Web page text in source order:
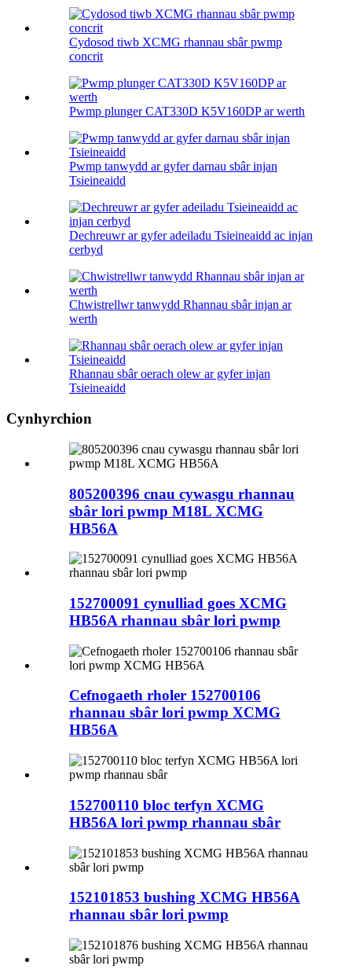
Cydosod tiwb XCMG rhannau sbâr pwmp
concrit
Pwmp plunger CAT330D K5V160DP ar werth
Pwmp tanwydd ar gyfer darnau sbâr injan
Tsieineaidd
Dechreuwr ar gyfer adeiladu Tsieineaidd ac injan
cerbyd
Chwistrellwr tanwydd Rhannau sbâr injan ar
werth
Rhannau sbâr oerach olew ar gyfer injan
Tsieineaidd
Cynhyrchion
805200396 cnau cywasgu rhannau
sbâr lori pwmp M18L XCMG
HB56A
152700091 cynulliad goes XCMG
HB56A rhannau sbâr lori pwmp
Cefnogaeth rholer 152700106
rhannau sbâr lori pwmp XCMG
HB56A
152700110 bloc terfyn XCMG
HB56A lori pwmp rhannau sbâr
152101853 bushing XCMG HB56A
rhannau sbâr lori pwmp